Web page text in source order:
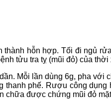
hỗn hợp. Tối đi ngủ
tửu tra tỵ (mũi đỏ) của thời
Mỗi lần dùng 6g, pha với
phế. Rượu công dụng
chữa được chứng mũi đỏ